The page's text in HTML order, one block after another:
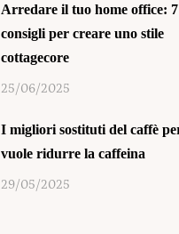
Arredare il tuo home office: 7
consigli per creare uno stile
cottagecore
25/06/2025
I migliori sostituti del caffè
vuole ridurre la caffeina
29/05/2025